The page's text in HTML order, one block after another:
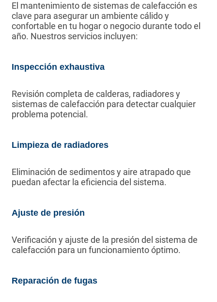
El mantenimiento de sistemas de calefacción es
clave para asegurar un ambiente cálido y
confortable en tu hogar o negocio durante todo el
año. Nuestros servicios incluyen:
Inspección exhaustiva
Revisión completa de calderas, radiadores y
sistemas de calefacción para detectar cualquier
problema potencial.
Limpieza de radiadores
Eliminación de sedimentos y aire atrapado que
puedan afectar la eficiencia del sistema.
Ajuste de presión
Verificación y ajuste de la presión del sistema de
calefacción para un funcionamiento óptimo.
Reparación de fugas